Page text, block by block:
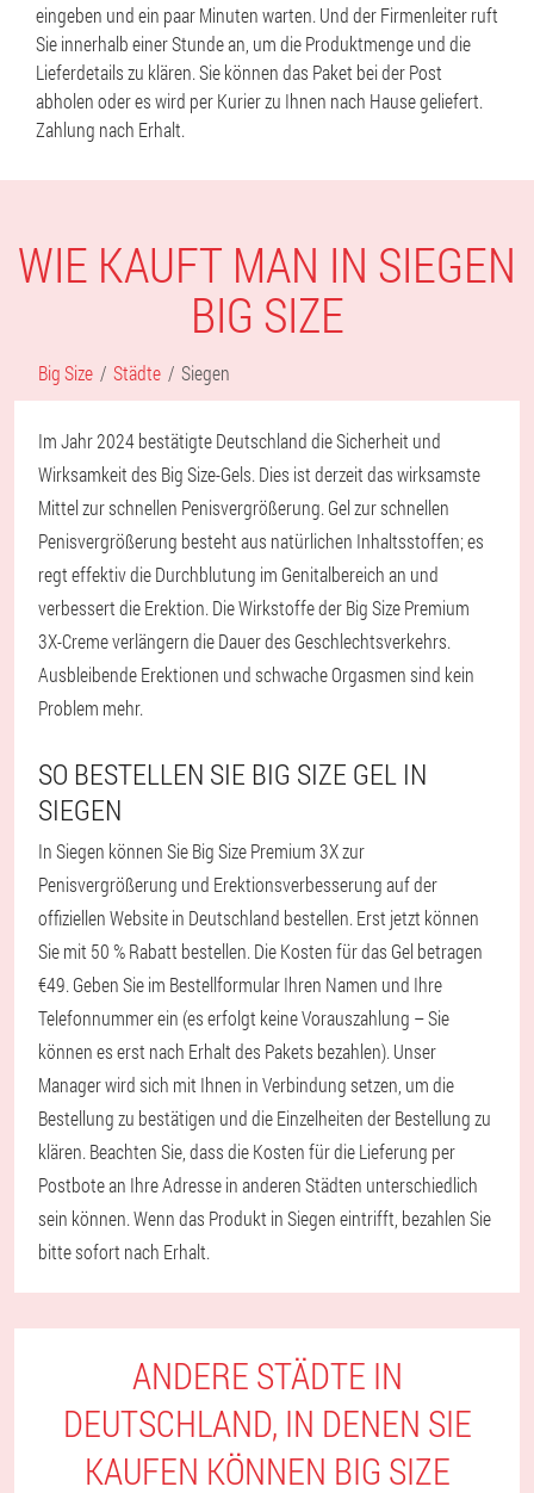
eingeben und ein paar Minuten warten. Und der Firmenleiter ruft
Sie innerhalb einer Stunde an, um die Produktmenge und die
Lieferdetails zu klären. Sie können das Paket bei der Post
abholen oder es wird per Kurier zu Ihnen nach Hause geliefert.
Zahlung nach Erhalt.
WIE KAUFT MAN IN SIEGEN
BIG SIZE
Big Size Städte Siegen
Im Jahr 2024 bestätigte Deutschland die Sicherheit und
Wirksamkeit des Big Size-Gels. Dies ist derzeit das wirksamste
Mittel zur schnellen Penisvergrößerung. Gel zur schnellen
Penisvergrößerung besteht aus natürlichen Inhaltsstoffen; es
regt effektiv die Durchblutung im Genitalbereich an und
verbessert die Erektion. Die Wirkstoffe der Big Size Premium
3X-Creme verlängern die Dauer des Geschlechtsverkehrs.
Ausbleibende Erektionen und schwache Orgasmen sind kein
Problem mehr.
SO BESTELLEN SIE BIG SIZE GEL IN
SIEGEN
In Siegen können Sie Big Size Premium 3X zur
Penisvergrößerung und Erektionsverbesserung auf der
offiziellen Website in Deutschland bestellen. Erst jetzt können
Sie mit 50 % Rabatt bestellen. Die Kosten für das Gel betragen
€49. Geben Sie im Bestellformular Ihren Namen und Ihre
Telefonnummer ein (es erfolgt keine Vorauszahlung – Sie
können es erst nach Erhalt des Pakets bezahlen). Unser
Manager wird sich mit Ihnen in Verbindung setzen, um die
Bestellung zu bestätigen und die Einzelheiten der Bestellung zu
klären. Beachten Sie, dass die Kosten für die Lieferung per
Postbote an Ihre Adresse in anderen Städten unterschiedlich
sein können. Wenn das Produkt in Siegen eintrifft, bezahlen Sie
bitte sofort nach Erhalt.
ANDERE STÄDTE IN
DEUTSCHLAND, IN DENEN SIE
KAUFEN KÖNNEN BIG SIZE